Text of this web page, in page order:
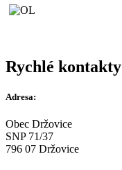
Rychlé kontakty
Adresa:
Obec Držovice
SNP 71/37
796 07 Držovice